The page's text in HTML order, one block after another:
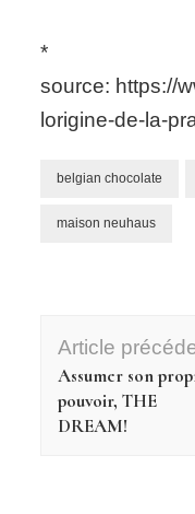
*
source: https://
lorigine-de-la-
belgian chocolate
maison neuhaus
Navigation
d'article
Article
Assumer son
pouvoir, THE
DREAM!